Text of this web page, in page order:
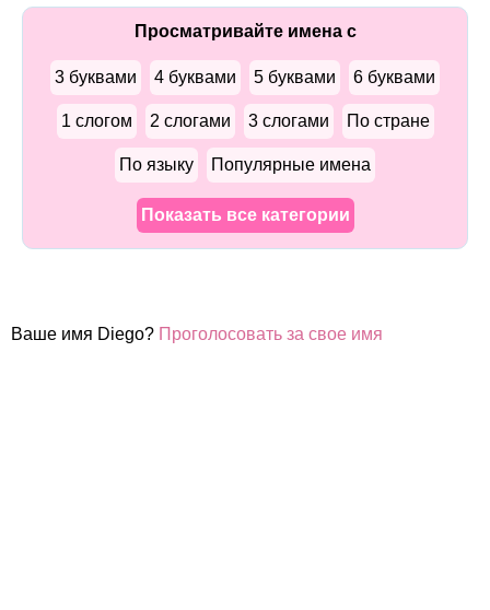
Просматривайте имена с
3 буквами 4 буквами 5 буквами 6 буквами
1 слогом 2 слогами 3 слогами По стране
По языку Популярные имена
Показать все категории
Ваше имя Diego? Проголосовать за свое имя